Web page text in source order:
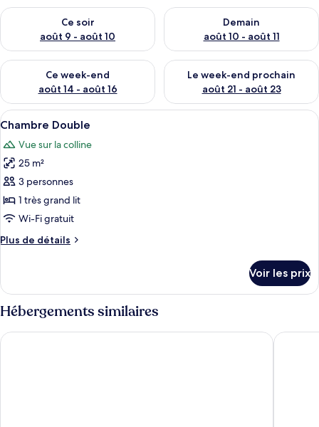
Ce soir
août 9 - août 10
Vérifier la disponibilité pour ce soir août 9 - août 10
Demain
août 10 - août 11
Vérifier la disponibilité pour
Ce week-end
août 14 - août 16
Vérifier la disponibilité pour ce week-end août 14 - août 16
Le week-end prochain
août 21 - août 23
Vérifier la disponibilité pour
Afficher
toutes
les
photos
pour
ce
type
chambre :
Chambre Double | Rideaux
11
Chambre Double
Vue sur la colline
25 m²
3 personnes
1 très grand lit
Wi-Fi gratuit
Plus de détails
Plus
le
type
de
chambre
Chambre
Voir les prix
Hébergements similaires
Landhotel Sonneneck - Hotel & Apartments Hotel